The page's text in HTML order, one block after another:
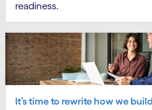
readiness.
It’s time to rewrite how we